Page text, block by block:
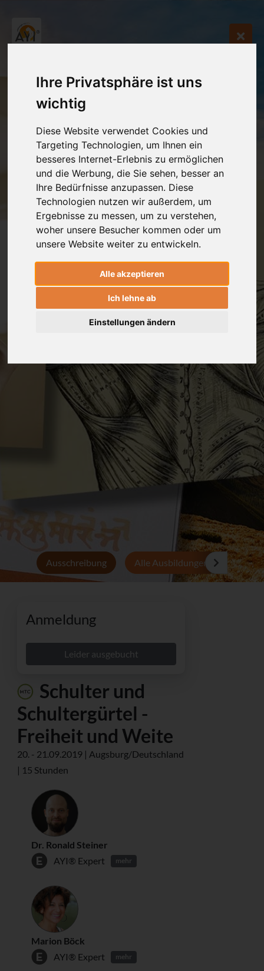
Ihre Privatsphäre ist uns
wichtig
Diese Website verwendet Cookies und
Targeting Technologien, um Ihnen ein
besseres Internet-Erlebnis zu ermöglichen
und die Werbung, die Sie sehen, besser an
Ihre Bedürfnisse anzupassen. Diese
Technologien nutzen wir außerdem, um
Ergebnisse zu messen, um zu verstehen,
woher unsere Besucher kommen oder um
unsere Website weiter zu entwickeln.
Alle akzeptieren
Ich lehne ab
Einstellungen ändern
Ausschreibung Alle Ausbildungen
Anmeldung
Leider ausgebucht
Schulter und
Schultergürtel -
Freiheit und Weite
20. - 21.09.2019 | Augsburg/Deutschland
| 15 Stunden
Dr. Ronald Steiner
AYI® Expert
mehr
Marion Böck
AYI® Expert
mehr